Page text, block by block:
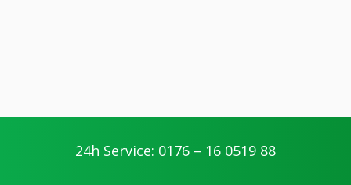
24h Service: 0176 – 16 0519 88